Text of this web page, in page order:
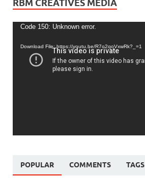
RBM CREATIVES MEDIA
Video
Code 150: Unknown error.
Download File: https://youtu.be/R7o2qoVxwRk?_=1
POPULAR COMMENTS TAGS